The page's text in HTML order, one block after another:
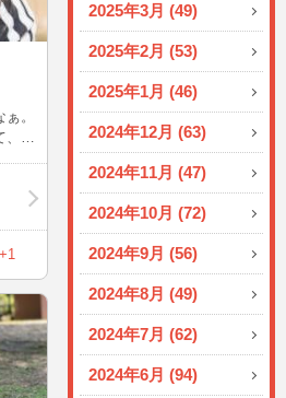
2025年3月 (49)
2025年2月 (53)
2025年1月 (46)
2024年12月 (63)
2024年11月 (47)
2024年10月 (72)
2024年9月 (56)
2024年8月 (49)
2024年7月 (62)
2024年6月 (94)
。
、家
フ
、
+1